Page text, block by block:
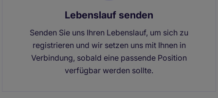
Lebenslauf senden
Senden Sie uns Ihren Lebenslauf, um sich zu
registrieren und wir setzen uns mit Ihnen in
Verbindung, sobald eine passende Position
verfügbar werden sollte.